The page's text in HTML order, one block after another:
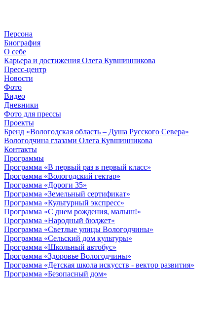
Персона
Биография
О себе
Карьера и достижения Олега Кувшинникова
Пресс-центр
Новости
Фото
Видео
Дневники
Фото для прессы
Проекты
Бренд «Вологодская область – Душа Русского Севера»
Вологодчина глазами Олега Кувшинникова
Контакты
Программы
Программа «В первый раз в первый класс»
Программа «Вологодский гектар»
Программа «Дороги 35»
Программа «Земельный сертификат»
Программа «Культурный экспресс»
Программа «С днем рождения, малыш!»
Программа «Народный бюджет»
Программа «Светлые улицы Вологодчины»
Программа «Сельский дом культуры»
Программа «Школьный автобус»
Программа «Здоровье Вологодчины»
Программа «Детская школа искусств - вектор развития»
Программа «Безопасный дом»